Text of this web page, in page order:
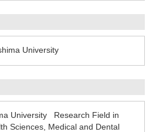
University
University Research Field in
Sciences, Medical and Dental